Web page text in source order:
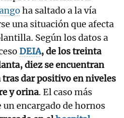
ha saltado a la vía
una situación que afecta
Según los datos a
DEIA,de los treinta
diez se encuentran
dar positivo en niveles
y orina. El caso más
un encargado de hornos